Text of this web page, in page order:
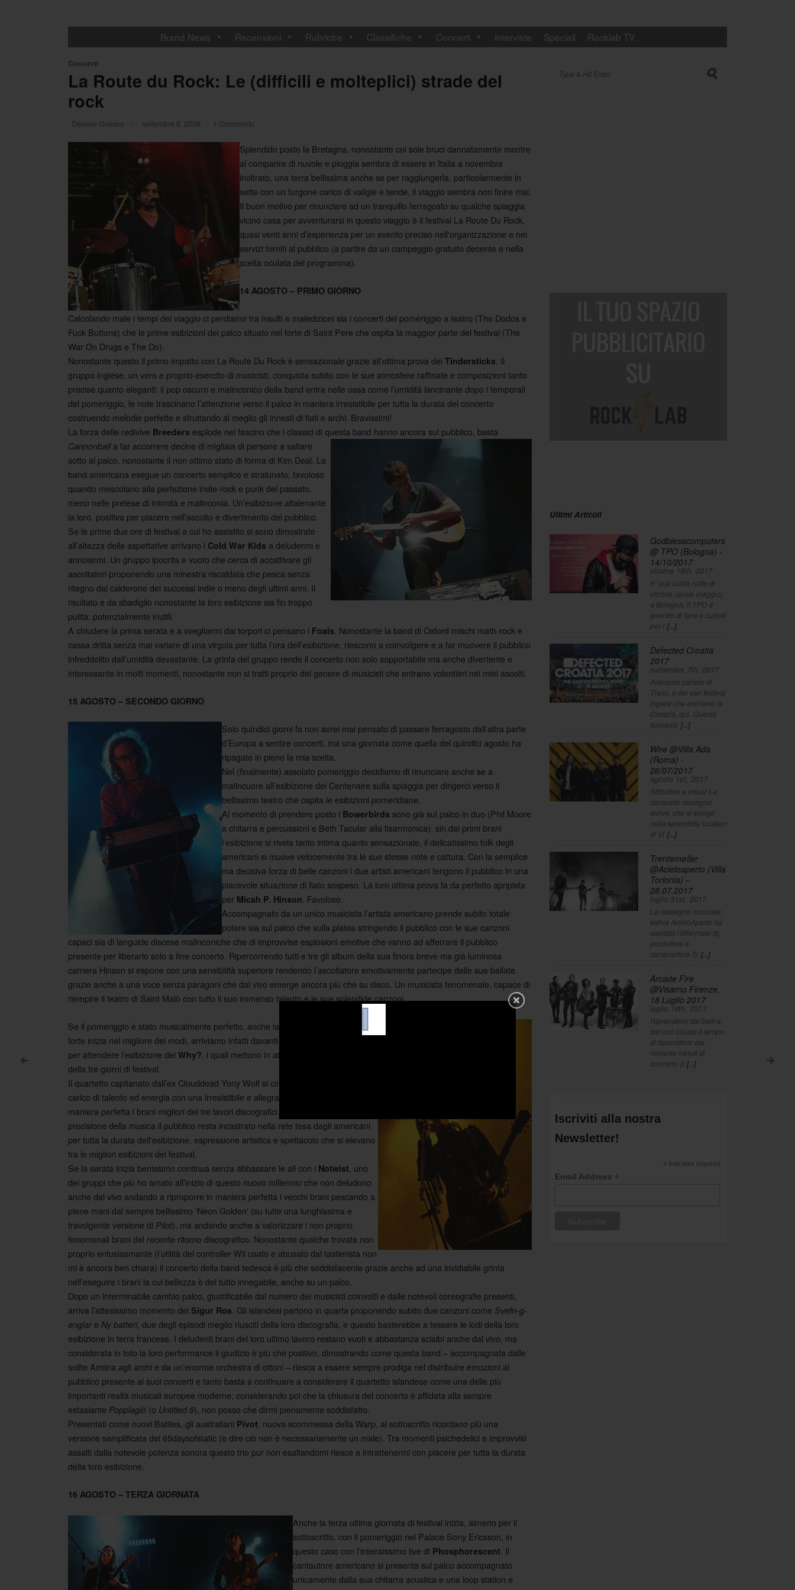
Brand News Recensioni Rubriche Classifiche Concerti Interviste Speciali Rocklab TV
Post navigation
< >
Concerti
La Route du Rock: Le (difficili e molteplici) strade del
rock
Daniele Guasco settembre 8, 2008 1 Commento
Splendido posto la Bretagna, nonostante col sole bruci dannatamente mentre
al comparire di nuvole e pioggia sembra di essere in Italia a novembre
inoltrato, una terra bellissima anche se per raggiungerla, particolarmente in
sette con un furgone carico di valigie e tende, il viaggio sembra non finire mai.
Il buon motivo per rinunciare ad un tranquillo ferragosto su qualche spiaggia
vicino casa per avventurarsi in questo viaggio è il festival La Route Du Rock,
quasi venti anni d’esperienza per un evento preciso nell'organizzazione e nei
servizi forniti al pubblico (a partire da un campeggio gratuito decente e nella
scelta oculata del programma).
14 AGOSTO – PRIMO GIORNO
Calcolando male i tempi del viaggio ci perdiamo tra insulti e maledizioni sia i concerti del pomeriggio a teatro (The Dodos e
Fuck Buttons) che le prime esibizioni del palco situato nel forte di Saint Pere che ospita la maggior parte del festival (The
War On Drugs e The Do).
Nonostante questo il primo impatto con La Route Du Rock è sensazionale grazie all’ottima prova dei Tindersticks. Il
gruppo inglese, un vero e proprio esercito di musicisti, conquista subito con le sue atmosfere raffinate e composizioni tanto
precise quanto eleganti: il pop oscuro e malinconico della band entra nelle ossa come l’umidità lancinante dopo i temporali
del pomeriggio, le note trascinano l’attenzione verso il palco in maniera irresistibile per tutta la durata del concerto
costruendo melodie perfette e sfruttando al meglio gli innesti di fiati e archi. Bravissimi!
La forza delle redivive Breeders esplode nel fascino che i classici di questa band hanno ancora sul pubblico, basta
Cannonballa far accorrere decine di migliaia di persone a saltare
sotto al palco, nonostante il non ottimo stato di forma di Kim Deal. La
band americana esegue un concerto semplice e stralunato, favoloso
quando mescolano alla perfezione indie-rock e punk del passato,
meno nelle pretese di intimità e malinconia. Un’esibizione altalenante
la loro, positiva per piacere nell’ascolto e divertimento del pubblico.
Se le prime due ore di festival a cui ho assistito si sono dimostrate
all’altezza delle aspettative arrivano i Cold War Kids a deludermi e
annoiarmi. Un gruppo ipocrita e vuoto che cerca di accattivare gli
ascoltatori proponendo una minestra riscaldata che pesca senza
ritegno dal calderone dei successi indie o meno degli ultimi anni. Il
risultato è da sbadiglio nonostante la loro esibizione sia fin troppo
pulita: potenzialmente inutili.
A chiudere la prima serata e a svegliarmi dai torpori ci pensano i Foals. Nonostante la band di Oxford mischi math-rock e
cassa dritta senza mai variare di una virgola per tutta l’ora dell’esibizione, riescono a coinvolgere e a far muovere il pubblico
infreddolito dall’umidità devastante. La grinta del gruppo rende il concerto non solo sopportabile ma anche divertente e
interessante in molti momenti, nonostante non si tratti proprio del genere di musicisti che entrano volentieri nei miei ascolti.
15 AGOSTO – SECONDO GIORNO
Solo quindici giorni fa non avrei mai pensato di passare ferragosto dall’altra parte
d’Europa a sentire concerti, ma una giornata come quella del quindici agosto ha
ripagato in pieno la mia scelta.
Nel (finalmente) assolato pomeriggio decidiamo di rinunciare anche se a
malincuore all’esibizione dei Centenaire sulla spiaggia per dirigerci verso il
bellissimo teatro che ospita le esibizioni pomeridiane.
Al momento di prendere posto i Bowerbirds sono già sul palco in duo (Phil Moore
a chitarra e percussioni e Beth Tacular alla fisarmonica): sin dai primi brani
l’esibizione si rivela tanto intima quanto sensazionale, il delicatissimo folk degli
americani si muove velocemente tra le sue stesse note e cattura. Con la semplice
ma decisiva forza di belle canzoni i due artisti americani tengono il pubblico in una
piacevole situazione di fiato sospeso. La loro ottima prova fa da perfetto apripista
per Micah P. Hinson. Favoloso.
Accompagnato da un unico musicista l’artista americano prende subito totale
potere sia sul palco che sulla platea stringendo il pubblico con le sue canzoni
capaci sia di languide discese malinconiche che di improvvise esplosioni emotive che vanno ad afferrare il pubblico
presente per liberarlo solo a fine concerto. Ripercorrendo tutti e tre gli album della sua finora breve ma già luminosa
carriera Hinson si espone con una sensibilità superiore rendendo l’ascoltatore emotivamente partecipe delle sue ballate
grazie anche a una voce senza paragoni che dal vivo emerge ancora più che su disco. Un musicista fenomenale, capace di
riempire il teatro di Saint Malò con tutto il suo immenso talento e le sue splendide canzoni.
Se il pomeriggio è stato musicalmente perfetto, anche la serata di concerti nel
forte inizia nel migliore dei modi, arriviamo infatti davanti al palco giusto in tempo
per attendere l’esibizione dei Why?, i quali mettono in atto una delle migliori prove
della tre giorni di festival.
Il quartetto capitanato dall’ex Clouddead Yony Wolf si cimenta infatti in un live
carico di talento ed energia con una irresistibile e allegra vitalità, riproponendo in
maniera perfetta i brani migliori dei tre lavori discografici. Tra gli incroci vocali e la
precisione della musica il pubblico resta incastrato nella rete tesa dagli americani
per tutta la durata dell'esibizione, espressione artistica e spettacolo che si elevano
tra le migliori esibizioni del festival.
Se la serata inizia benissimo continua senza abbassare le ali con i Notwist, uno
dei gruppi che più ho amato all’inizio di questo nuovo millennio che non deludono
anche dal vivo andando a riproporre in maniera perfetta i vecchi brani pescando a
piene mani dal sempre bellissimo 'Neon Golden' (su tutte una lunghissima e
travolgente versione di Pilot), ma andando anche a valorizzare i non proprio
fenomenali brani del recente ritorno discografico. Nonostante qualche trovata non
proprio entusiasmante (l’utilità del controller Wii usato e abusato dal tastierista non
mi è ancora ben chiara) il concerto della band tedesca è più che soddisfacente grazie anche ad una invidiabile grinta
nell’eseguire i brani la cui bellezza è del tutto innegabile, anche su un palco.
Dopo un interminabile cambio palco, giustificabile dal numero dei musicisti coinvolti e dalle notevoli coreografie presenti,
arriva l’attesissimo momento dei Sigur Ros. Gli islandesi partono in quarta proponendo subito due canzoni come Svefn-g-
englar e Ny batteri, due degli episodi meglio riusciti della loro discografia, e questo basterebbe a tessere le lodi della loro
esibizione in terra francese. I deludenti brani del loro ultimo lavoro restano vuoti e abbastanza scialbi anche dal vivo, ma
considerata in toto la loro performance il giudizio è più che positivo, dimostrando come questa band – accompagnata dalle
solite Amiina agli archi e da un’enorme orchestra di ottoni – riesca a essere sempre prodiga nel distribuire emozioni al
pubblico presente ai suoi concerti e tanto basta a continuare a considerare il quartetto islandese come una delle più
importanti realtà musicali europee moderne; considerando poi che la chiusura del concerto è affidata alla sempre
estasiante Popplagiò (o Untitled 8), non posso che dirmi pienamente soddisfatto.
Presentati come nuovi Battles, gli australiani Pivot, nuova scommessa della Warp, al sottoscritto ricordano più una
versione semplificata dei 65daysofstatic (e dire ciò non è necessariamente un male). Tra momenti psichedelici e improvvisi
assalti dalla notevole potenza sonora questo trio pur non esaltandomi riesce a intrattenermi con piacere per tutta la durata
della loro esibizione.
16 AGOSTO – TERZA GIORNATA
Anche la terza ultima giornata di festival inizia, almeno per il
sottoscritto, con il pomeriggio nel Palace Sony Ericsson, in
questo caso con l’intensissimo live di Phosphorescent . Il
cantautore americano si presenta sul palco accompagnato
unicamente dalla sua chitarra acustica e una loop station e
s
Ultimi Articoli
Godblesscomputers
@ TPO (Bologna) -
14/10/2017
ottobre 16th, 2017
E' una calda notte di
ottobre (quasi maggio)
a Bologna, il TPO è
gremito di fans e curiosi
per l [...]
Defected Croatia
2017
settembre 7th, 2017
Avevamo parlato di
Tisno, e dei vari festival
inglesi che animano la
Croazia, qui. Questa
successi [...]
Wire @Villa Ada
(Roma) -
26/07/2017
agosto 1st, 2017
Attitudine e visual La
consueta rassegna
estiva, che si svolge
nella splendida location
di Vi [...]
Trentemøller
@Acieloaperto (Villa
Torlonia) –
28.07.2017
luglio 31st, 2017
La rassegna musicale
estiva AcieloAperto ha
ospitato l'affermato dj,
produttore e
compositore Tr [...]
Arcade Fire
@Visarno Firenze,
18 Luglio 2017
luglio 19th, 2017
Riprendersi dai balli e
dai cori Giusto il tempo
di riprendersi dai
novanta minuti di
concerto (t [...]
Iscriviti alla nostra
Newsletter!
* indicates required
Email Address *